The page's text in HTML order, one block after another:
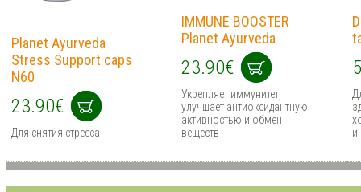
Planet Ayurveda
Stress Support caps
N60
23.90€
Для снятия стресса
IMMUNE BOOSTER
Planet Ayurveda
23.90€
Укрепляет иммунитет,
улучшает антиоксидантную
активностью и обмен
веществ
и